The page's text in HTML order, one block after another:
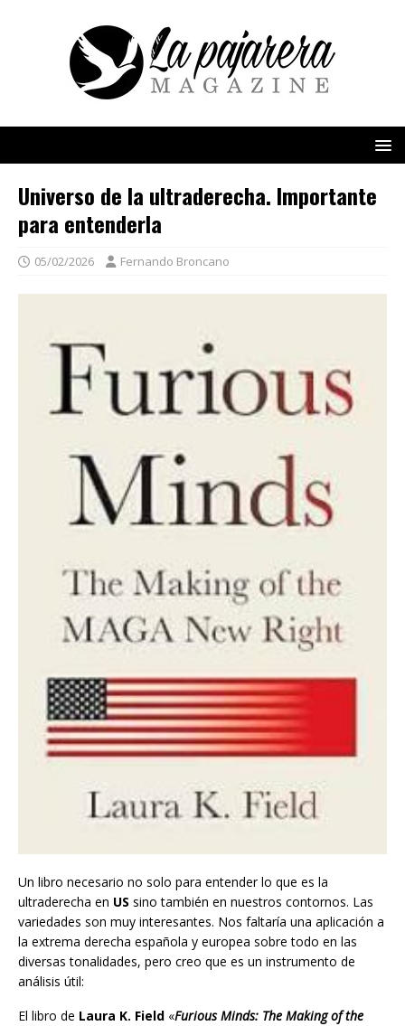
Universo de la ultraderecha. Importante
para entenderla
05/02/2026 Fernando Broncano
Un libro necesario no solo para entender lo que es la
ultraderecha en US sino también en nuestros contornos. Las
variedades son muy interesantes. Nos faltaría una aplicación a
la extrema derecha española y europea sobre todo en las
diversas tonalidades, pero creo que es un instrumento de
análisis útil:
El libro de Laura K. Field «Furious Minds: The Making of the